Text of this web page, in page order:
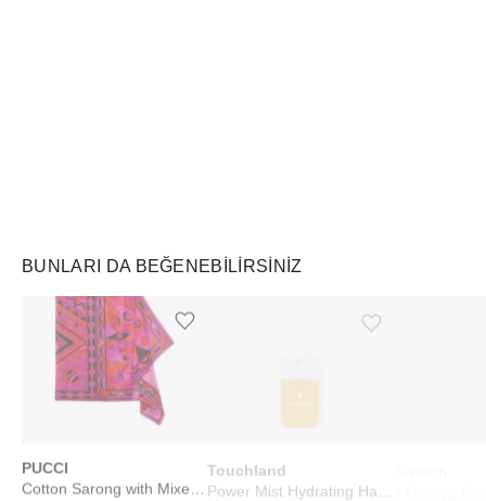
BUNLARI DA BEĞENEBILIRSINIZ
PUCCI
Ürünü istek listesine ekle veya listeden çıkar
Touchland
Ürünü istek listesine ekle veya listeden çıkar